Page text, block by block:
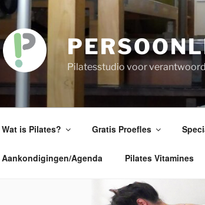
Pilatesstudio voor
Wat is Pilates? Gratis Proefles
Aankondigingen/Agenda Pilates Vitamines